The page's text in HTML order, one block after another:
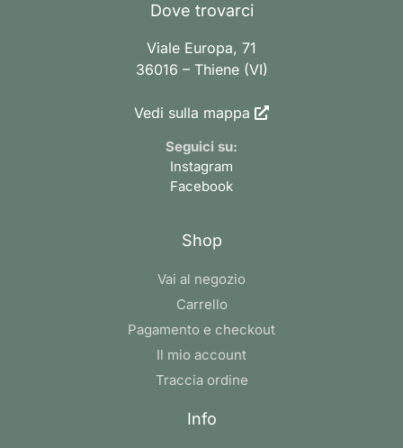
Dove trovarci
Viale Europa, 71
36016 – Thiene (VI)
Vedi sulla mappa
Seguici su:
Instagram
Facebook
Shop
Vai al negozio
Carrello
Pagamento e checkout
Il mio account
Traccia ordine
Info